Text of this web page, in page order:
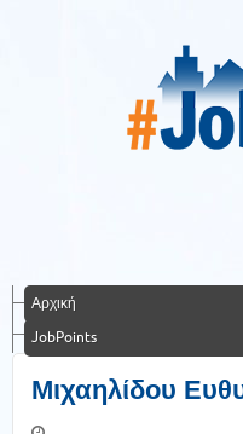
Αρχική
JobPoints
Μιχαηλίδου